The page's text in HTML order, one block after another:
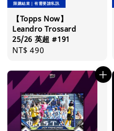
限購結束｜有需要請私訊
【Topps Now】
Leandro Trossard
25/26 英超 #191
Regular
NT$ 490